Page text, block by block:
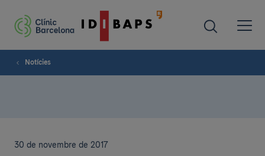
Notícies
30 de novembre de 2017